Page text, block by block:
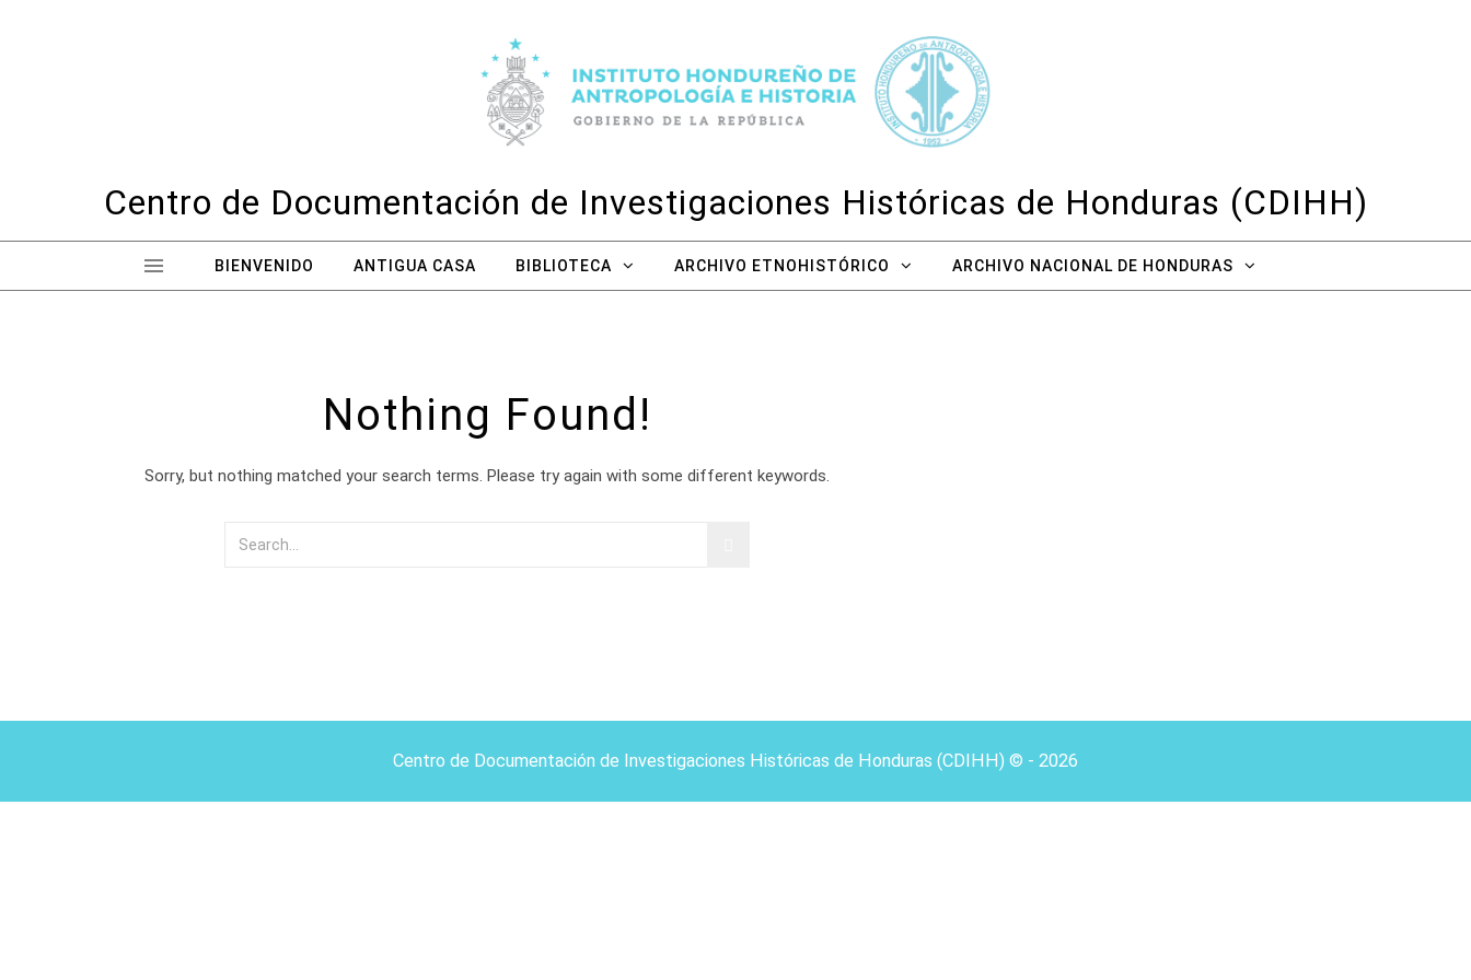
Centro de Documentación de Investigaciones Históricas de Honduras (CDIHH)
BIENVENIDO ANTIGUA CASA BIBLIOTECA ARCHIVO ETNOHISTÓRICO ARCHIVO NACIONAL DE HONDURAS
Nothing Found!
Sorry, but nothing matched your search terms. Please try again with some different keywords.
Centro de Documentación de Investigaciones Históricas de Honduras (CDIHH) © - 2026